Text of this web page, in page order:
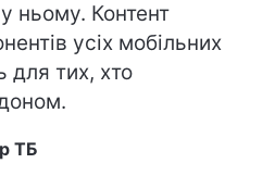
ньому. Контент
усіх мобільних
для тих, хто
ТБ